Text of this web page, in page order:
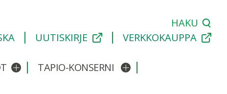
HAKU
UUTISKIRJE VERKKOKAUPPA
Avaa/sulje alavalikko
TAPIO-KONSERNI Avaa/sulje alavalikko